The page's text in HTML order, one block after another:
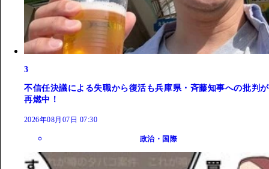
3
不信任決議による失職から復活も兵庫県・斉藤知事への批判が
再燃中！
2026年08月07日 07:30
政治・国際